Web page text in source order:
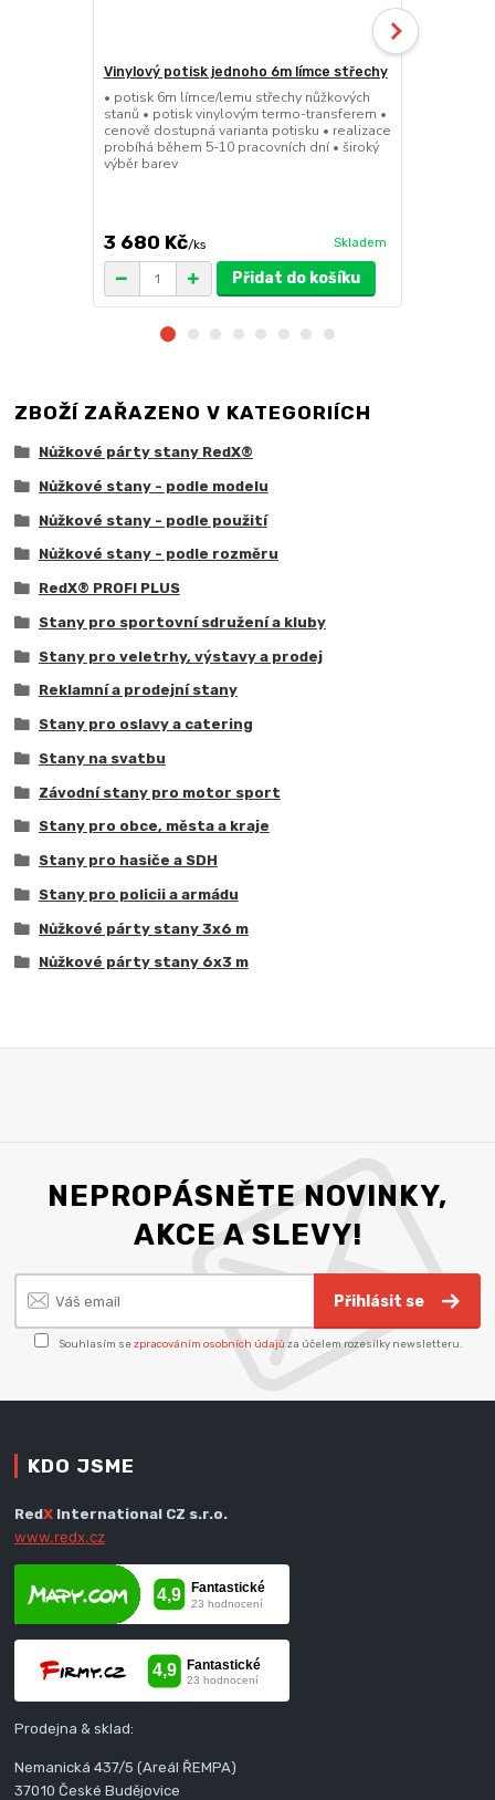
Vinylový potisk jednoho 6m límce střechy
• potisk 6m límce/lemu střechy nůžkových
stanů • potisk vinylovým termo-transferem •
cenově dostupná varianta potisku • realizace
probíhá během 5-10 pracovních dní • široký
výběr barev
3 680 Kč/ks Skladem
Přidat do košíku
ZBOŽÍ ZAŘAZENO V KATEGORIÍCH
Nůžkové párty stany RedX®
Nůžkové stany - podle modelu
Nůžkové stany - podle použití
Nůžkové stany - podle rozměru
RedX® PROFI PLUS
Stany pro sportovní sdružení a kluby
Stany pro veletrhy, výstavy a prodej
Reklamní a prodejní stany
Stany pro oslavy a catering
Stany na svatbu
Závodní stany pro motor sport
Stany pro obce, města a kraje
Stany pro hasiče a SDH
Stany pro policii a armádu
Nůžkové párty stany 3x6 m
Nůžkové párty stany 6x3 m
NEPROPÁSNĚTE NOVINKY,
AKCE A SLEVY!
Přihlásit se
Souhlasím sezpracováním osobních údajů za účelem rozesílky newsletteru.
KDO JSME
RedX International CZ s.r.o.
www.redx.cz
Prodejna & sklad:
Nemanická 437/5 (Areál ŘEMPA)
37010 České Budějovice